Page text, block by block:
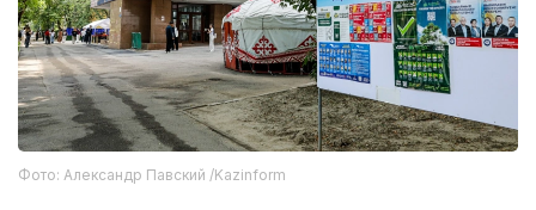
Фото: Александр Павский /Kazinform